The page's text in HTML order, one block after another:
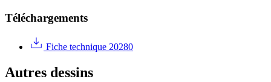
Téléchargements
Fiche technique 20280
Autres dessins